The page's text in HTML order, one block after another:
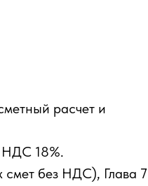
расчет и
НДС 18%.
смет без НДС), Глава 7